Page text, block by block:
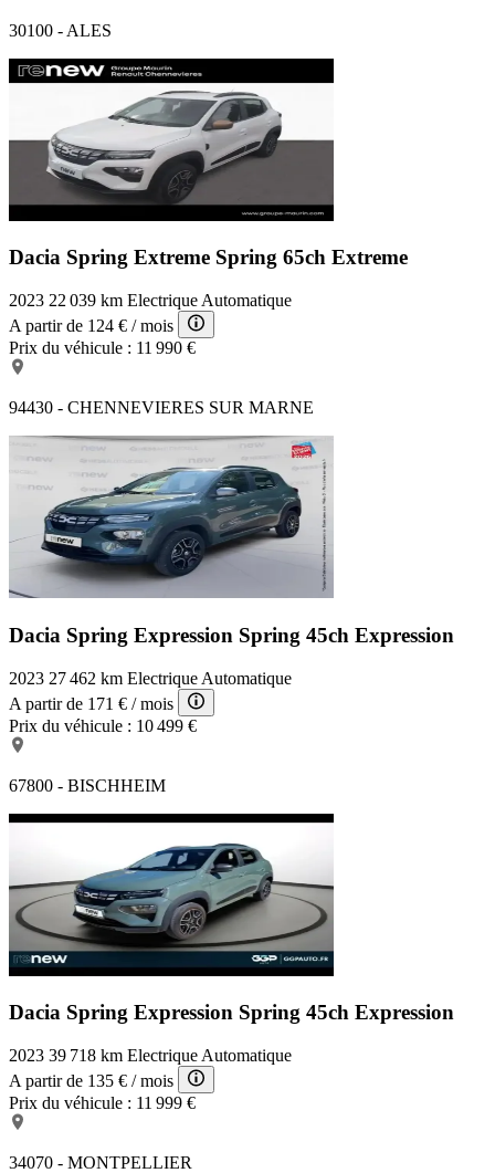
30100 - ALES
Dacia Spring Extreme Spring 65ch Extreme
2023 22 039 km Electrique Automatique
A partir de 124 € / mois
Prix du véhicule : 11 990 €
94430 - CHENNEVIERES SUR MARNE
Dacia Spring Expression Spring 45ch Expression
2023 27 462 km Electrique Automatique
A partir de 171 € / mois
Prix du véhicule : 10 499 €
67800 - BISCHHEIM
Dacia Spring Expression Spring 45ch Expression
2023 39 718 km Electrique Automatique
A partir de 135 € / mois
Prix du véhicule : 11 999 €
34070 - MONTPELLIER